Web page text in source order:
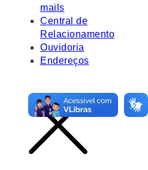
mails
Central de
Relacionamento
Ouvidoria
Endereços